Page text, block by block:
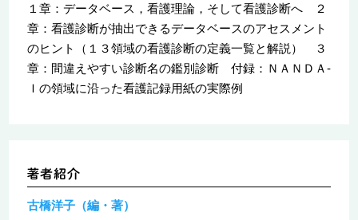
１章：データベース，看護理論，そして看護診断へ ２
章：看護診断が抽出できるデータベースのアセスメント
のヒント（１３領域の看護診断の定義一覧と解説） ３
章：間違えやすい診断名の鑑別診断 付録：ＮＡＮＤＡ‐
Ｉの領域に沿った看護記録用紙の実際例
古橋洋子（編・著）